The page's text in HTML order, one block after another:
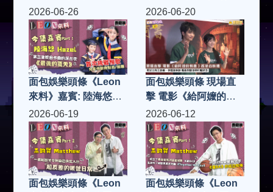
Hazel (Part 2)
慈善活動啟動禮「慈善
女王」趙曾學韞教授率
領「大中華文化全球協
會」凝聚社會各界慈善
力量 籌款助基層家庭
2026-06-26
面包娛樂頭條《Leon
來料》嘉賓: 陸海悠
Hazel (Part 1)
2026-06-20
面包娛樂頭條 現場直
擊 電影《給阿嬤的情
書》香港首映禮 男女
主角王彥桐、李思潼來
港 驚喜與劉德華同場
見面
2026-06-19
面包娛樂頭條《Leon
2026-06-12
面包娛樂頭條《Leon